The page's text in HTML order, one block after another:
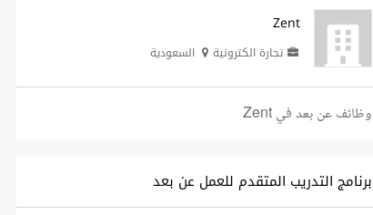
Zent
تجارة الكترونية السعودية
وظائف عن بعد في Zent
برنامج التدريب المتقدم للعمل عن بعد